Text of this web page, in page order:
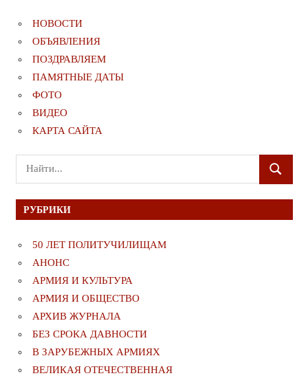
НОВОСТИ
ОБЪЯВЛЕНИЯ
ПОЗДРАВЛЯЕМ
ПАМЯТНЫЕ ДАТЫ
ФОТО
ВИДЕО
КАРТА САЙТА
Поиск
для:
ПОИСК
РУБРИКИ
50 ЛЕТ ПОЛИТУЧИЛИЩАМ
АНОНС
АРМИЯ И КУЛЬТУРА
АРМИЯ И ОБЩЕСТВО
АРХИВ ЖУРНАЛА
БЕЗ СРОКА ДАВНОСТИ
В ЗАРУБЕЖНЫХ АРМИЯХ
ВЕЛИКАЯ ОТЕЧЕСТВЕННАЯ